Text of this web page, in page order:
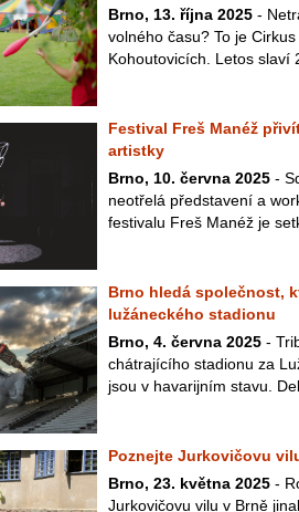
Brno, 13. října 2025 -
volného času? To je
Kohoutovicích. Letos slaví
Festival Freš Manéž
artistky
Brno, 10. června 2025 -
neotřelá představení a
festivalu Freš Manéž je
Brno hledá společnost,
lužáneckého stadionu
Brno, 4. června 2025 -
chátrajícího stadionu za
jsou v havarijním stavu.
Poznejte Jurkovičovu
Brno, 23. května 2025 -
Jurkovičovu vilu v Brně